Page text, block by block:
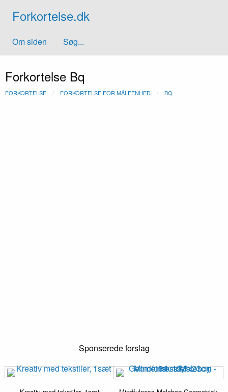
Forkortelse.dk
Om siden Søg...
Forkortelse Bq
FORKORTELSE FORKORTELSE FOR MÅLEENHED BQ
Sponserede forslag